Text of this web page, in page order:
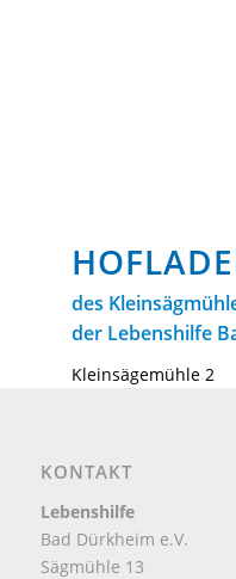
des
der Lebenshilfe
Kleinsägemühle 2
KONTAKT
Lebenshilfe
Bad Dürkheim e.V.
Sägmühle 13